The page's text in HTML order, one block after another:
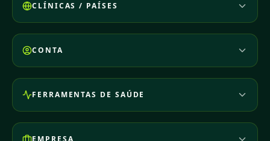
CLÍNICAS / PAÍSES
CONTA
FERRAMENTAS DE SAÚDE
EMPRESA